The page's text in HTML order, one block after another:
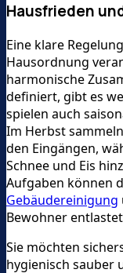
Hausfrieden
Eine klare
Hausordnung
harmonische
definiert, gibt es
spielen auch
Im Herbst
den Eingängen,
Schnee und Eis
Aufgaben können
Gebäudereinigung
Bewohner
Sie möchten
hygienisch sauber